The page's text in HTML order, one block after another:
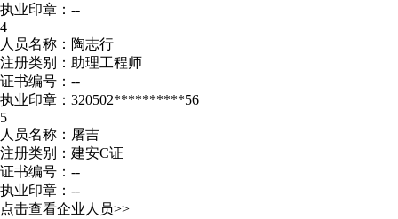
执业印章：--
4
人员名称：陶志行
注册类别：助理工程师
证书编号：--
执业印章：320502**********56
5
人员名称：屠吉
注册类别：建安C证
证书编号：--
执业印章：--
点击查看企业人员>>